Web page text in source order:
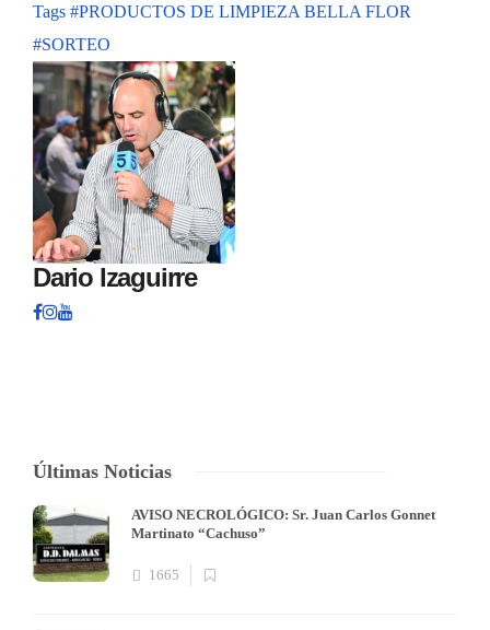
Tags #PRODUCTOS DE LIMPIEZA BELLA FLOR
#SORTEO
Dario Izaguirre
Últimas Noticias
AVISO NECROLÓGICO: Sr. Juan Carlos Gonnet
Martinato “Cachuso”
1665